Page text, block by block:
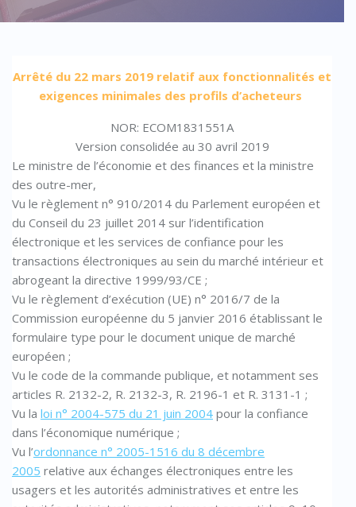
Arrêté du 22 mars 2019 relatif aux fonctionnalités et
exigences minimales des profils d’acheteurs
NOR: ECOM1831551A
Version consolidée au 30 avril 2019
Le ministre de l’économie et des finances et la ministre
des outre-mer,
Vu le règlement n° 910/2014 du Parlement européen et
du Conseil du 23 juillet 2014 sur l’identification
électronique et les services de confiance pour les
transactions électroniques au sein du marché intérieur et
abrogeant la directive 1999/93/CE ;
Vu le règlement d’exécution (UE) n° 2016/7 de la
Commission européenne du 5 janvier 2016 établissant le
formulaire type pour le document unique de marché
européen ;
Vu le code de la commande publique, et notamment ses
articles R. 2132-2, R. 2132-3, R. 2196-1 et R. 3131-1 ;
Vu la loi n° 2004-575 du 21 juin 2004 pour la confiance
dans l’économique numérique ;
Vu l’ordonnance n° 2005-1516 du 8 décembre
2005 relative aux échanges électroniques entre les
usagers et les autorités administratives et entre les